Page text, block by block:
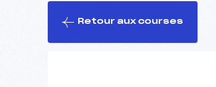
Retour aux courses